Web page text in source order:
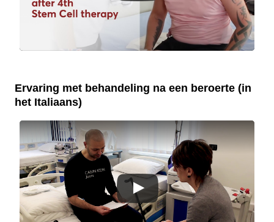
Ervaring met behandeling na een beroerte (in
het Italiaans)